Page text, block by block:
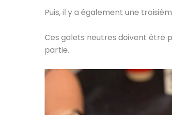
Puis, il y a également une
Ces galets neutres doivent être
partie.